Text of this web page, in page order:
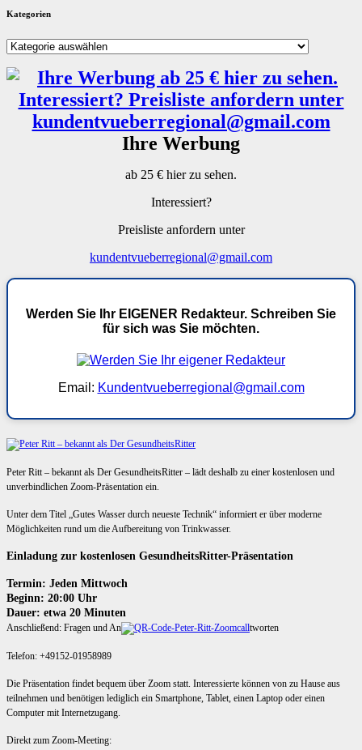
Kategorien
Kategorien
Ihre Werbung
ab 25 € hier zu sehen.
Interessiert?
Preisliste anfordern unter
kundentvueberregional@gmail.com
Werden Sie Ihr EIGENER Redakteur. Schreiben Sie
für sich was Sie möchten.
Email: Kundentvueberregional@gmail.com
Peter Ritt – bekannt als Der GesundheitsRitter – lädt deshalb zu einer kostenlosen und
unverbindlichen Zoom-Präsentation ein.
Unter dem Titel „Gutes Wasser durch neueste Technik“ informiert er über moderne
Möglichkeiten rund um die Aufbereitung von Trinkwasser.
Einladung zur kostenlosen GesundheitsRitter-Präsentation
Termin: Jeden Mittwoch
Beginn: 20:00 Uhr
Dauer: etwa 20 Minuten
Anschließend: Fragen und An tworten
Telefon: +49152-01958989
Die Präsentation findet bequem über Zoom statt. Interessierte können von zu Hause aus
teilnehmen und benötigen lediglich ein Smartphone, Tablet, einen Laptop oder einen
Computer mit Internetzugang.
Direkt zum Zoom-Meeting: